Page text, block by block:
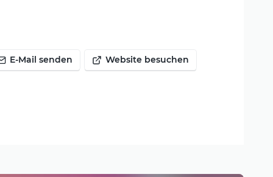
E-Mail senden Website besuchen